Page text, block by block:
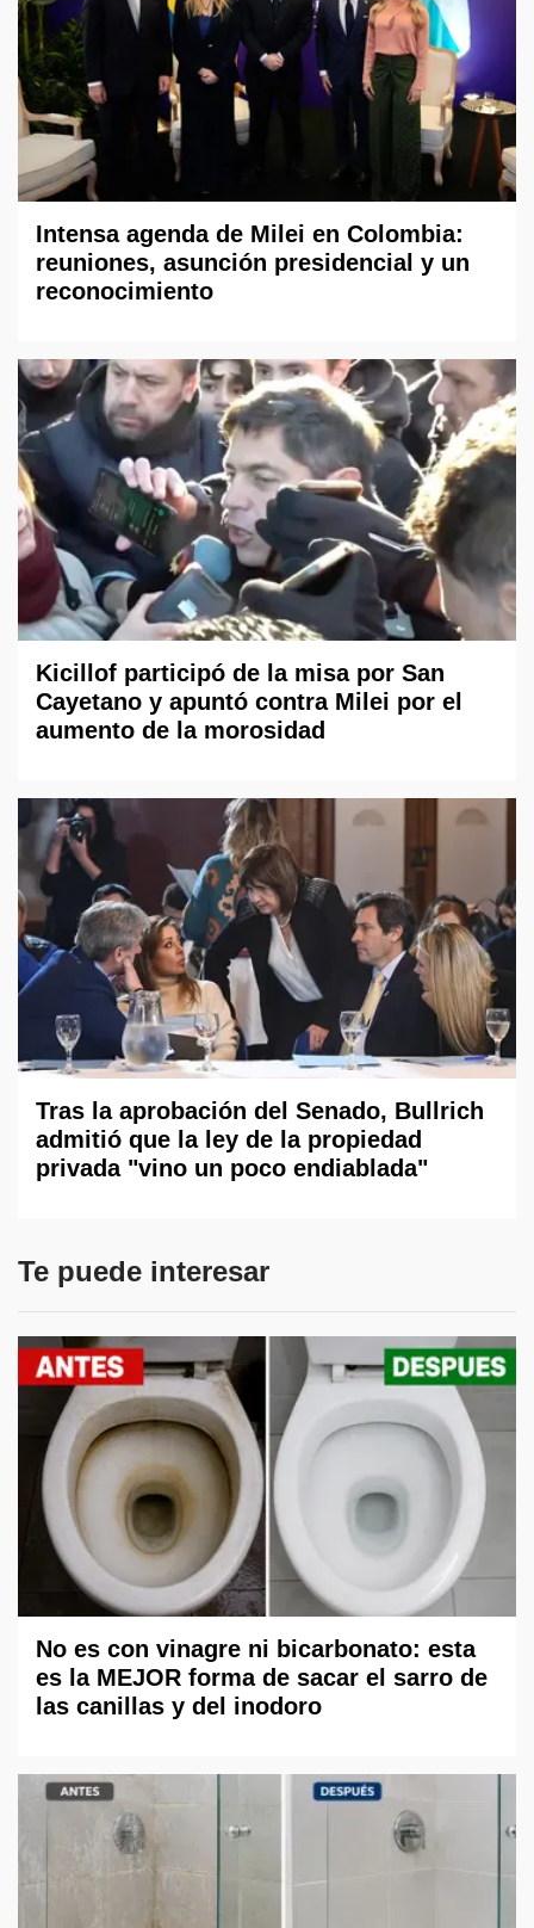
Intensa agenda de Milei en Colombia:
reuniones, asunción presidencial y un
reconocimiento
Kicillof participó de la misa por San
Cayetano y apuntó contra Milei por el
aumento de la morosidad
Tras la aprobación del Senado, Bullrich
admitió que la ley de la propiedad
privada "vino un poco endiablada"
Te puede interesar
No es con vinagre ni bicarbonato: esta
es la MEJOR forma de sacar el sarro de
las canillas y del inodoro